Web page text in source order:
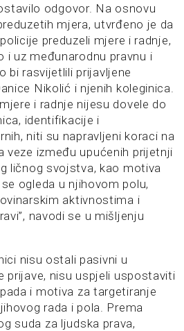
odgovor. Na osnovu
mjera, utvrđeno je da
preduzeli mjere i radnje,
i uz međunarodnu pravnu i
bi rasvijetlili prijavljene
Nikolić i njenih koleginica.
i radnje nijesu dovele do
identifikacije i
niti su napravljeni koraci na
veze između upućenih prijetnji
ličnog svojstva, kao motiva
ogleda u njihovom polu,
aktivnostima i
navodi se u mišljenju
nisu ostali pasivni u
prijave, nisu uspjeli uspostaviti
i motiva za targetiranje
rada i pola. Prema
suda za ljudska prava,